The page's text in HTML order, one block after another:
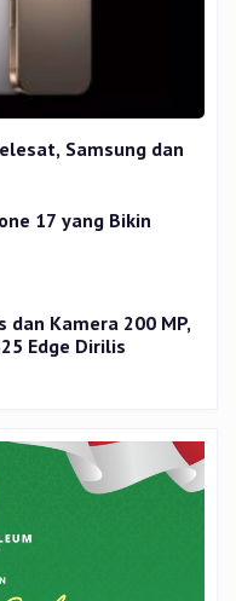
Samsung dan
17 yang Bikin
dan Kamera 200 MP,
Edge Dirilis